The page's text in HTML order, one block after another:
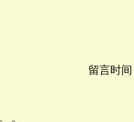
留言时间
。